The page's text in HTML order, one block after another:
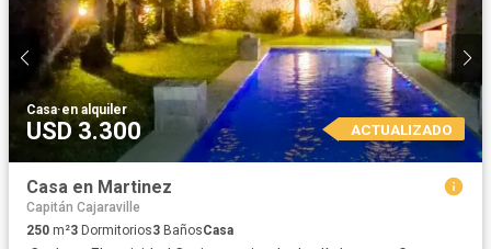
Casa·en alquiler
USD 3.300 ACTUALIZADO
Casa en Martinez
Capitán Cajaraville
250 m²3 Dormitorios3 BañosCasa